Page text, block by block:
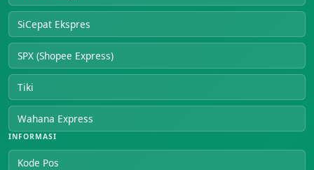
SiCepat Ekspres
SPX (Shopee Express)
Tiki
Wahana Express
INFORMASI
Kode Pos